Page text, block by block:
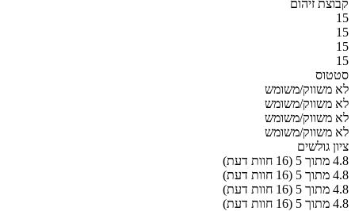
קבוצת זיהום
15
15
15
15
סטטוס
לא משווק/משומש
לא משווק/משומש
לא משווק/משומש
לא משווק/משומש
ציון גולשים
4.8 מתוך 5 (16 חוות דעת)
4.8 מתוך 5 (16 חוות דעת)
4.8 מתוך 5 (16 חוות דעת)
4.8 מתוך 5 (16 חוות דעת)